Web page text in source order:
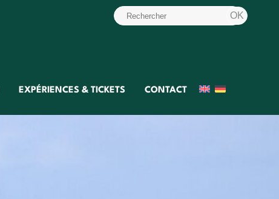
EXPÉRIENCES & TICKETS CONTACT